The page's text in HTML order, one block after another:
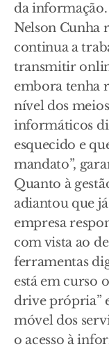
da informação.
Nelson Cunha
continua a
transmitir
embora tenha
nível dos
informáticos
esquecido e
mandato”,
Quanto à
adiantou que
empresa
com vista ao
ferramentas
está em curso
drive própria”
móvel dos
o acesso à